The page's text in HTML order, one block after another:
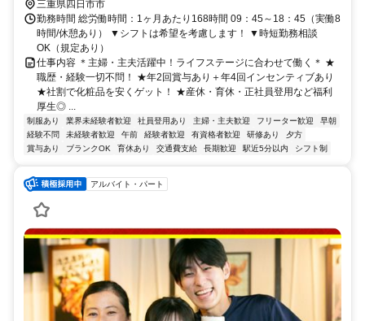
約3分
三重県四日市市
勤務時間 総労働時間：1ヶ月あたり168時間 09：45～18：45（実働8
時間/休憩あり） ▼シフトは希望を考慮します！ ▼時短勤務相談
OK（規定あり）
仕事内容 ＊主婦・主夫活躍中！ライフステージに合わせて働く＊ ★
職歴・経験一切不問！ ★年2回賞与あり＋年4回インセンティブあり
★社割で化粧品を安くゲット！ ★産休・育休・正社員登用など福利
厚生◎ ...
制服あり 業界未経験者歓迎 社員登用あり 主婦・主夫歓迎 フリーター歓迎
早朝
経験不問
未経験者歓迎 午前 経験者歓迎 有資格者歓迎 研修あり
夕方
賞与あり
ブランクOK 育休あり 交通費支給 長期歓迎 駅近5分以内 シフト制
アルバイト・パート